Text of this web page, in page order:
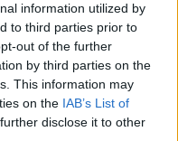
information utilized by
to third parties prior to
out of the further
by third parties on the
This information may
on the IAB’s List of
disclose it to other
Αλεξάνδρα
πολυτελές γιοτ